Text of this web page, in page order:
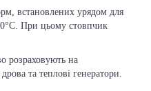
встановлених урядом для
При цьому стовпчик
розраховують на
та теплові генератори.